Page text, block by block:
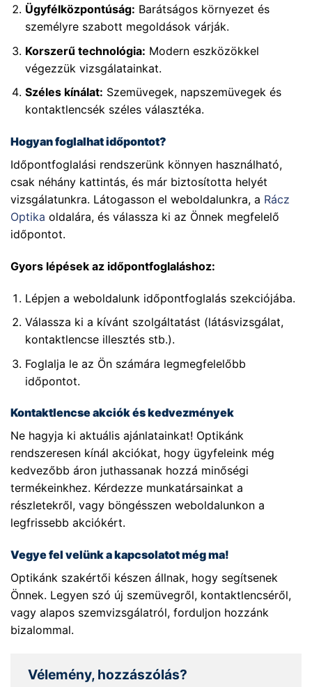
Ügyfélközpontúság: Barátságos környezet és
személyre szabott megoldások várják.
Korszerű technológia: Modern eszközökkel
végezzük vizsgálatainkat.
Széles kínálat: Szemüvegek, napszemüvegek és
kontaktlencsék széles választéka.
Hogyan foglalhat időpontot?
Időpontfoglalási rendszerünk könnyen használható,
csak néhány kattintás, és már biztosította helyét
vizsgálatunkra. Látogasson el weboldalunkra, a Rácz
Optika oldalára, és válassza ki az Önnek megfelelő
időpontot.
Gyors lépések az időpontfoglaláshoz:
Lépjen a weboldalunk időpontfoglalás szekciójába.
Válassza ki a kívánt szolgáltatást (látásvizsgálat,
kontaktlencse illesztés stb.).
Foglalja le az Ön számára legmegfelelőbb
időpontot.
Kontaktlencse akciók és kedvezmények
Ne hagyja ki aktuális ajánlatainkat! Optikánk
rendszeresen kínál akciókat, hogy ügyfeleink még
kedvezőbb áron juthassanak hozzá minőségi
termékeinkhez. Kérdezze munkatársainkat a
részletekről, vagy böngésszen weboldalunkon a
legfrissebb akciókért.
Vegye fel velünk a kapcsolatot még ma!
Optikánk szakértői készen állnak, hogy segítsenek
Önnek. Legyen szó új szemüvegről, kontaktlencséről,
vagy alapos szemvizsgálatról, forduljon hozzánk
bizalommal.
Vélemény, hozzászólás?